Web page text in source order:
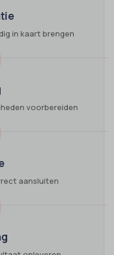
in kaart brengen
voorbereiden
aansluiten